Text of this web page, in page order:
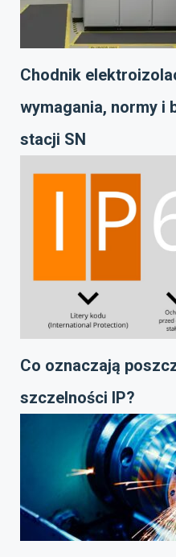
Chodnik
wymagania, normy i
stacji SN
Co oznaczają
szczelności IP?